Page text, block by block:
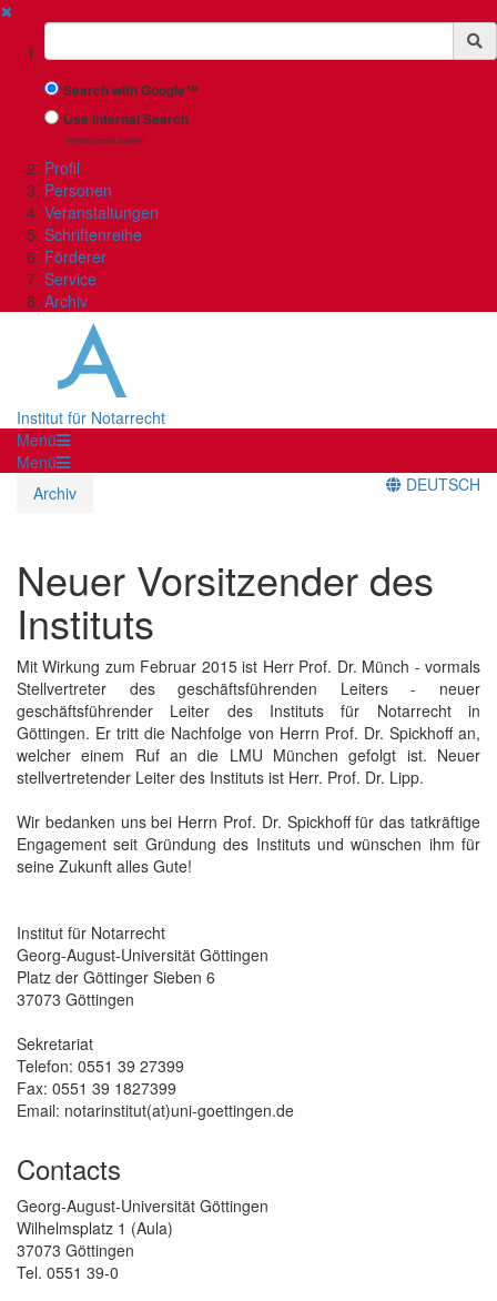
✖
Suchbegriff
Search with Google™
Use Internal Search
(limited result quality)
Profil
Personen
Veranstaltungen
Schriftenreihe
Förderer
Service
Archiv
Institut für Notarrecht
Menü
Menü
Archiv
DEUTSCH
Neuer Vorsitzender des
Instituts
Mit Wirkung zum Februar 2015 ist Herr Prof. Dr. Münch - vormals
Stellvertreter des geschäftsführenden Leiters - neuer
geschäftsführender Leiter des Instituts für Notarrecht in
Göttingen. Er tritt die Nachfolge von Herrn Prof. Dr. Spickhoff an,
welcher einem Ruf an die LMU München gefolgt ist. Neuer
stellvertretender Leiter des Instituts ist Herr. Prof. Dr. Lipp.
Wir bedanken uns bei Herrn Prof. Dr. Spickhoff für das tatkräftige
Engagement seit Gründung des Instituts und wünschen ihm für
seine Zukunft alles Gute!
Institut für Notarrecht
Georg-August-Universität Göttingen
Platz der Göttinger Sieben 6
37073 Göttingen
Sekretariat
Telefon: 0551 39 27399
Fax: 0551 39 1827399
Email: notarinstitut(at)uni-goettingen.de
Contacts
Georg-August-Universität Göttingen
Wilhelmsplatz 1 (Aula)
37073 Göttingen
Tel. 0551 39-0